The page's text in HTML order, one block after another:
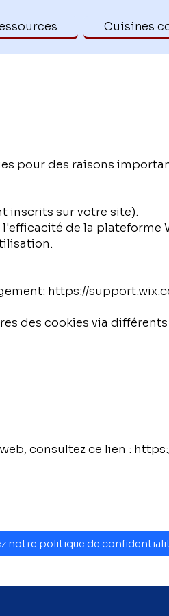
Cuisines
pour des raisons
inscrits sur votre site).
de la plateforme
https://
des cookies via
consultez ce lien :
notre politique de